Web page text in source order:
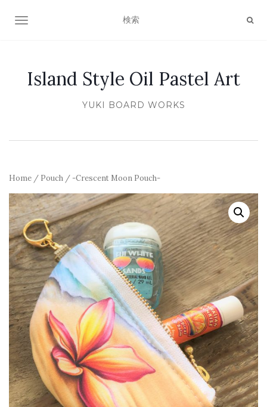
ナビゲーション切り替え
Island Style Oil Pastel Art
YUKI BOARD WORKS
Home / Pouch / -Crescent Moon Pouch-